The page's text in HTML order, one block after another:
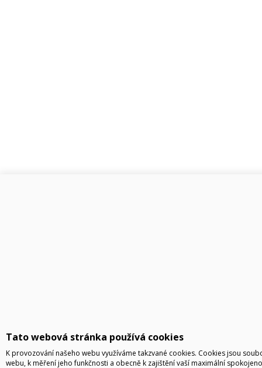
Tato webová stránka používá cookies
K provozování našeho webu využíváme takzvané cookies. Cookies jsou
webu, k měření jeho funkčnosti a obecně k zajištění vaší maximální